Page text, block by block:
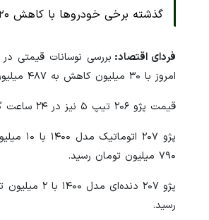
گذشته برخی خودروها با کاهش ۲۰ تا ۳۰میلیون تومانی همراه بوده‌اند. گرچه برخی خودروها مانند دنا کمی افزایش قیمت داشتند.
فردای اقتصاد:
امروز با ۳۰ میلیون کاهش به ۴۸۷ میلیون تومان رسید و ۲۰۶ تیپ ۲ مدل ۱۴۰۱ نیز با ۲۰ میلیون کاهش به ۵۰۴ میلیون تومان رسید.
قیمت پژو ۲۰۶ تیپ ۵ نیز در ۲۴ ساعت گذشته با ۲۳ میلیون تومان کاهش به ۵۲۰ میلیون تومان رسید.
۷۹۰ میلیون تومان رسید.
رسید.